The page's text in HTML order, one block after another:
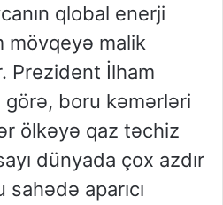
qlobal enerji
mövqeyə malik
Prezident İlham
boru kəmərləri
ölkəyə qaz təchiz
dünyada çox azdır
sahədə aparıcı